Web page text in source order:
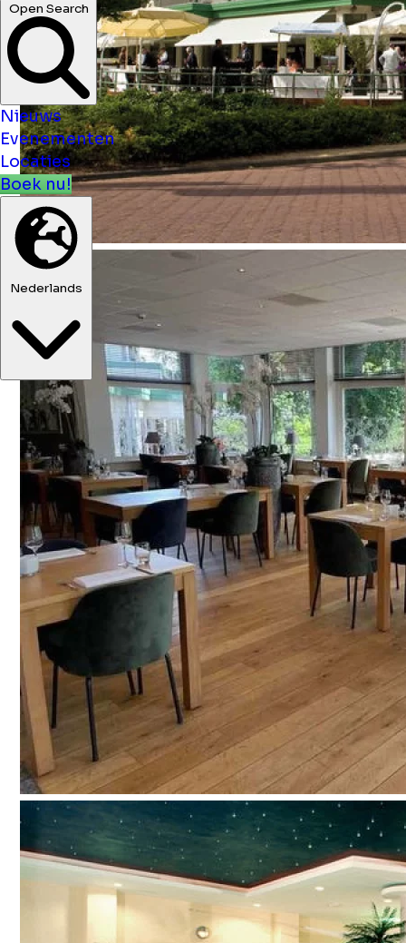
Open Search
Nieuws
Evenementen
Locaties
Boek nu!
Nederlands